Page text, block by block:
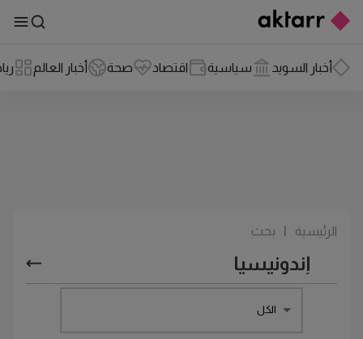
أخبار السويد سياسية اقتصاد صحة أخبار العالم
الرئيسية بحث
الكل